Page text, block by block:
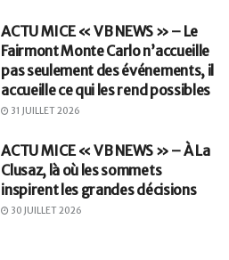
ACTU MICE « VB NEWS » – Le
Fairmont Monte Carlo n’accueille
pas seulement des événements, il
accueille ce qui les rend possibles
31 JUILLET 2026
ACTU MICE « VB NEWS » – À La
Clusaz, là où les sommets
inspirent les grandes décisions
30 JUILLET 2026